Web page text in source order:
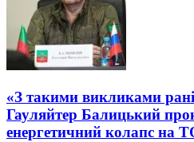
«З такими викликами
Гауляйтер Балицький
енергетичний колапс на